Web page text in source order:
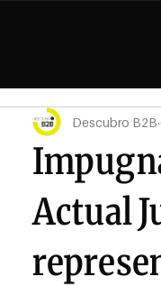
Actual
Descubro B2B